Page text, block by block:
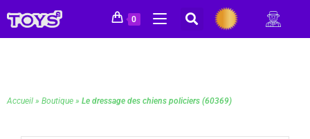
0
Accueil » Boutique » Le dressage des chiens policiers (60369)